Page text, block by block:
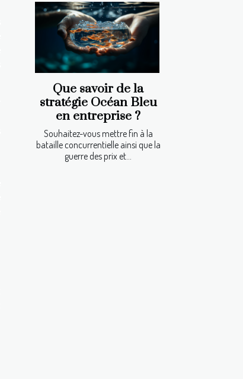
Que savoir de la
stratégie Océan Bleu
en entreprise ?
Souhaitez-vous mettre fin à la
bataille concurrentielle ainsi que la
guerre des prix et...